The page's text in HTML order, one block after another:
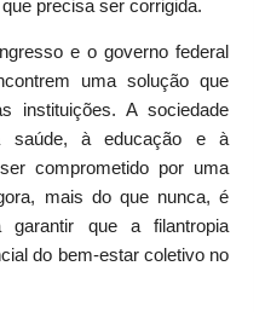
precisa ser corrigida.
e o governo federal
uma solução que
instituições. A sociedade
saúde, à educação e à
comprometido por uma
mais do que nunca, é
que a filantropia
do bem-estar coletivo no